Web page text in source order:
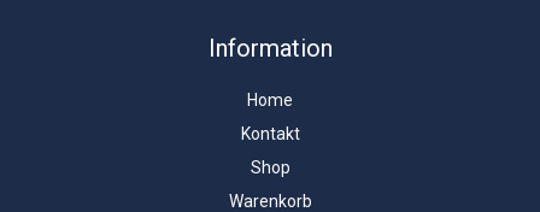
Information
Home
Kontakt
Shop
Warenkorb